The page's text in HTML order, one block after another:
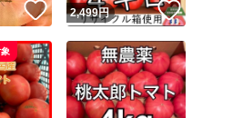
いいね！
2,499円 いいね！